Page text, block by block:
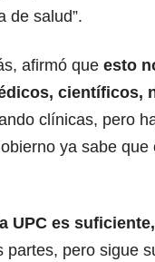
de salud”.
afirmó que esto
científicos,
clínicas, pero
ya sabe
la UPC es
partes, pero sigue